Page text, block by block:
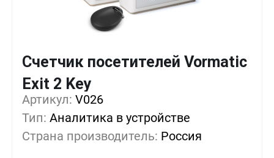
Счетчик посетителей Vormatic
Exit 2 Key
Артикул: V026
Тип: Аналитика в устройстве
Страна производитель: Россия
1+ 0%
5+ -9%
10+ -18%